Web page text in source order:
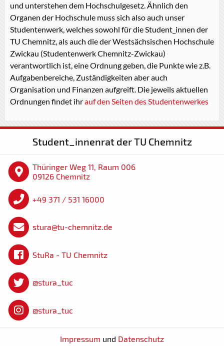
und unterstehen dem Hochschulgesetz. Ähnlich den
Organen der Hochschule muss sich also auch unser
Studentenwerk, welches sowohl für die Student_innen der
TU Chemnitz, als auch die der Westsächsischen Hochschule
Zwickau (Studentenwerk Chemnitz-Zwickau)
verantwortlich ist, eine Ordnung geben, die Punkte wie z.B.
Aufgabenbereiche, Zuständigkeiten aber auch
Organisation und Finanzen aufgreift. Die jeweils aktuellen
Ordnungen findet ihrauf den Seiten des Studentenwerkes
Student_innenrat der TU Chemnitz
Thüringer Weg 11, Raum 006
09126 Chemnitz
+49 371 / 531 16000
stura@tu-chemnitz.de
StuRa - TU Chemnitz
@stura_tuc
@stura_tuc
Impressum und Datenschutz